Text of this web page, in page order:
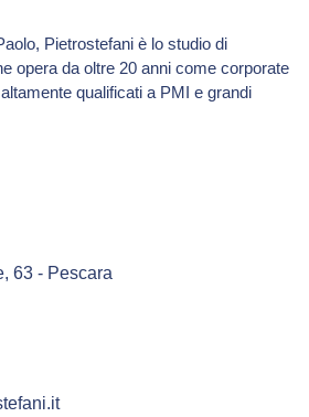
Pietrostefani è lo studio di
opera da oltre 20 anni come corporate
qualificati a PMI e grandi
63 - Pescara